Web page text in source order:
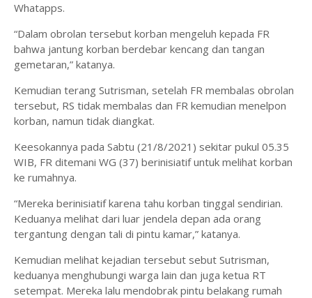
Whatapps.
“Dalam obrolan tersebut korban mengeluh kepada FR
bahwa jantung korban berdebar kencang dan tangan
gemetaran,” katanya.
Kemudian terang Sutrisman, setelah FR membalas obrolan
tersebut, RS tidak membalas dan FR kemudian menelpon
korban, namun tidak diangkat.
Keesokannya pada Sabtu (21/8/2021) sekitar pukul 05.35
WIB, FR ditemani WG (37) berinisiatif untuk melihat korban
ke rumahnya.
“Mereka berinisiatif karena tahu korban tinggal sendirian.
Keduanya melihat dari luar jendela depan ada orang
tergantung dengan tali di pintu kamar,” katanya.
Kemudian melihat kejadian tersebut sebut Sutrisman,
keduanya menghubungi warga lain dan juga ketua RT
setempat. Mereka lalu mendobrak pintu belakang rumah